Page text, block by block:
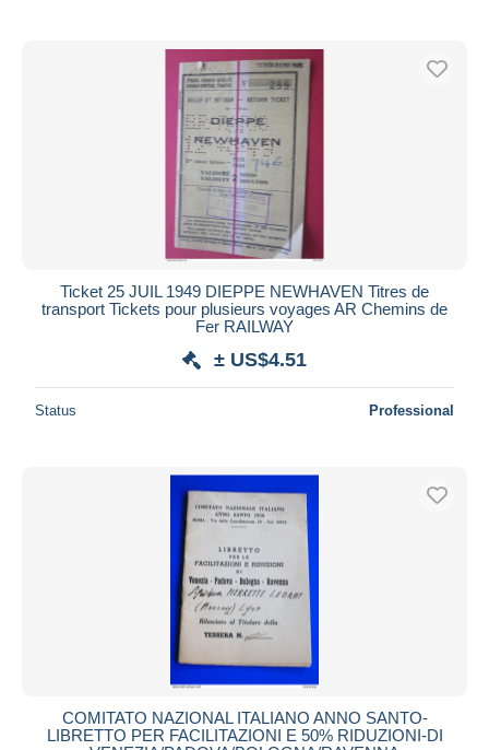
Ticket 25 JUIL 1949 DIEPPE NEWHAVEN Titres de
transport Tickets pour plusieurs voyages AR Chemins de
Fer RAILWAY
± US$4.51
Status Professional
COMITATO NAZIONAL ITALIANO ANNO SANTO-
LIBRETTO PER FACILITAZIONI E 50% RIDUZIONI-DI